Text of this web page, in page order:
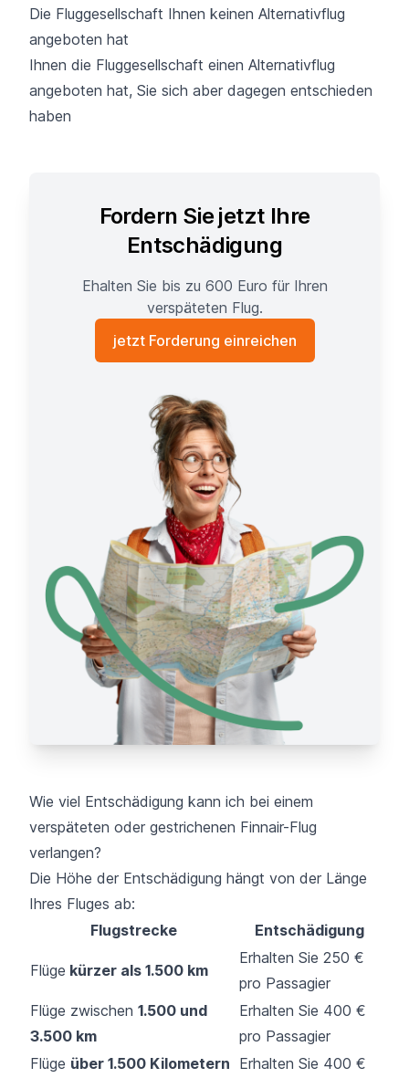
Die Fluggesellschaft Ihnen keinen Alternativflug
angeboten hat
Ihnen die Fluggesellschaft einen Alternativflug
angeboten hat, Sie sich aber dagegen entschieden
haben
Fordern Sie jetzt Ihre
Entschädigung
Ehalten Sie bis zu 600 Euro für Ihren
verspäteten Flug.
jetzt Forderung einreichen
Wie viel Entschädigung kann ich bei einem
verspäteten oder gestrichenen Finnair-Flug
verlangen?
Die Höhe der Entschädigung hängt von der Länge
Ihres Fluges ab:
Flugstrecke
Entschädigung
Flüge kürzer als 1.500 km
Erhalten Sie 250 €
pro Passagier
Flüge zwischen 1.500 und
3.500 km
Erhalten Sie 400 €
pro Passagier
Flüge über 1.500 Kilometern Erhalten Sie 400 €